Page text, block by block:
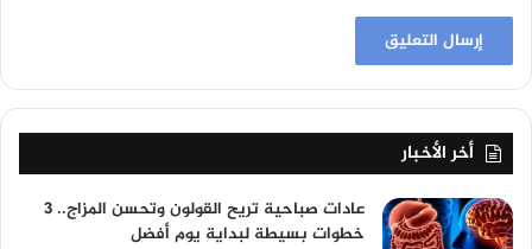
أخر الأخبار
عادات صباحية تريح القولون وتحسن المزاج.. 3
خطوات بسيطة لبداية يوم أفضل